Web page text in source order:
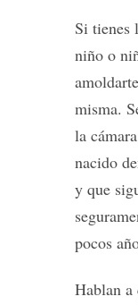
Si tienes
niño o
misma.
la
nacido
y que
pocos
Hablan a